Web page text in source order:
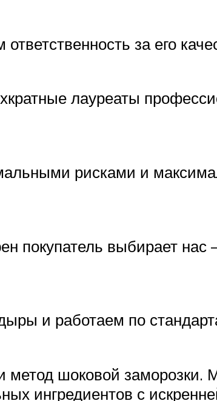
за его
лауреаты
рисками и
покупатель выбирает
и работаем по
шоковой заморозки.
ингредиентов с